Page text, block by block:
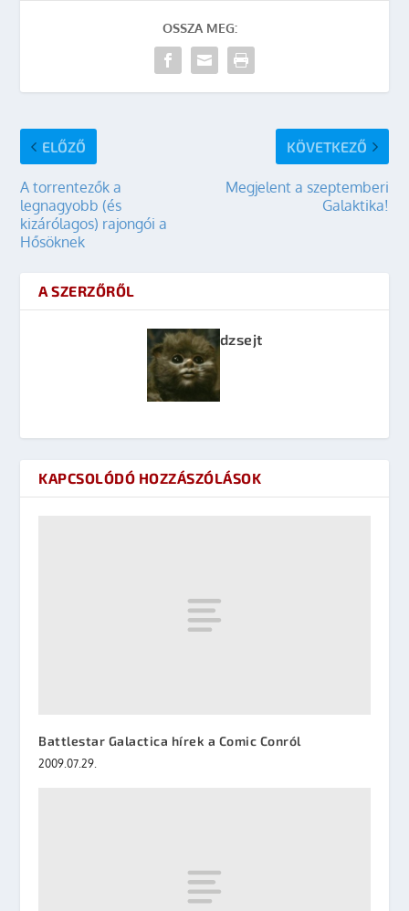
OSSZA MEG:
ELŐZŐ
A torrentezők a
legnagyobb (és
kizárólagos) rajongói a
Hősöknek
KÖVETKEZŐ
Megjelent a szeptemberi
Galaktika!
A SZERZŐRŐL
dzsejt
KAPCSOLÓDÓ HOZZÁSZÓLÁSOK
Battlestar Galactica hírek a Comic Conról
2009.07.29.